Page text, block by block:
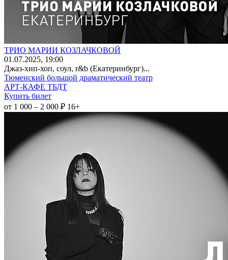
ТРИО МАРИИ КОЗЛАЧКОВОЙ
01 .07.2025, 19:00
Джаз-хип-хоп, соул, r&b (Екатеринбург)...
Тюменский большой драматический театр
АРТ-КАФЕ ТБДТ
Купить билет
от 1 000 – 2 000 ₽ 16+